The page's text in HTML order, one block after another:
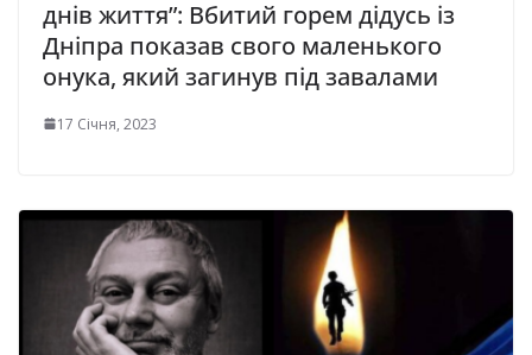
днів життя”: Вбитий горем дідусь із
Дніпра показав свого маленького
онука, який загинув під завалами
17 Січня, 2023